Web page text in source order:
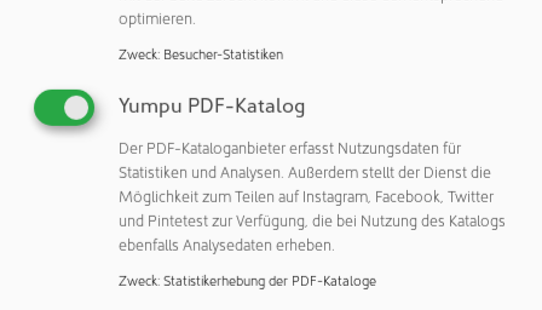
Leistungsvariante „Ultimate“ ist für schnelle und
anspruchs¬volle Prozesse ausgelegt und erfüllt die
Anforderungen für die Fertigung in der Reinraum-Klasse
ISO 7. Ein wichtiger Aspekt ist die kompakte Aufstellfläche
(Footprint) der Fertigungszelle, die in vorgegebene
Produktionsraster passt.
Die je 15 Milliliter fassenden Zentrifugenröhrchen werden
mit einem 8-fach-Werkzeug von Kebo in rund zehn
Sekunden Zykluszeit gefertigt. Eine wichtige
optimieren.
Zweck: Besucher-Statistiken
Yumpu PDF-Katalog
Der PDF-Kataloganbieter erfasst Nutzungsdaten für
Statistiken und Analysen. Außerdem stellt der Dienst die
Möglichkeit zum Teilen auf Instagram, Facebook, Twitter
und Pintetest zur Verfügung, die bei Nutzung des Katalogs
ebenfalls Analysedaten erheben.
Zweck: Statistikerhebung der PDF-Kataloge